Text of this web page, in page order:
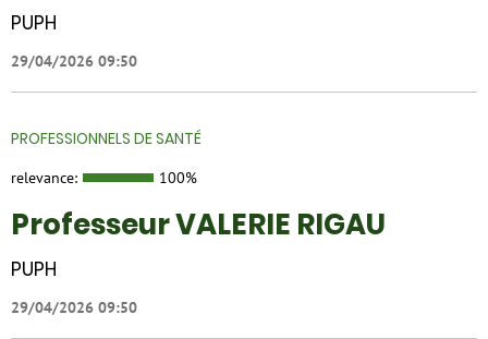
PUPH
29/04/2026 09:50
PROFESSIONNELS DE SANTÉ
relevance: 100%
Professeur VALERIE RIGAU
PUPH
29/04/2026 09:50